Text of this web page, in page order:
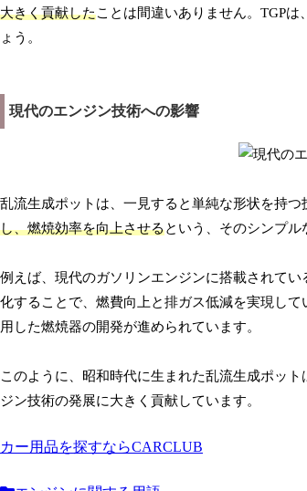
大きく貢献したことは間違いありません。TGP
ょう。
現代のエンジン技術への影響
乱流生成ポットは、一見すると単純な形状を持
し、燃焼効率を向上させるという、そのシンプル
例えば、現代のガソリンエンジンに搭載されてい
化することで、燃費向上と排ガス低減を実現して
用した燃焼器の開発が進められています。
このように、昭和時代に生まれた乱流生成ポッ
ジン技術の発展に大きく貢献しています。
カー用品を探すならCARCLUB